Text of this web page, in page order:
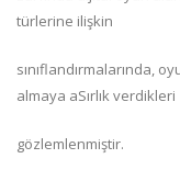
türlerine ilişkin
sınıflandırmalarında,
almaya aSırlık verdikleri
gözlemlenmiştir.